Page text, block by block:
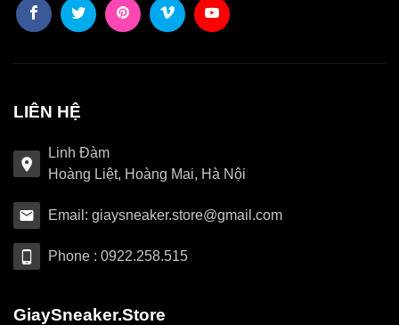
LIÊN HỆ
Linh Đàm
Hoàng Liệt, Hoàng Mai, Hà Nội
Email: giaysneaker.store@gmail.com
Phone : 0922.258.515
GiaySneaker.Store